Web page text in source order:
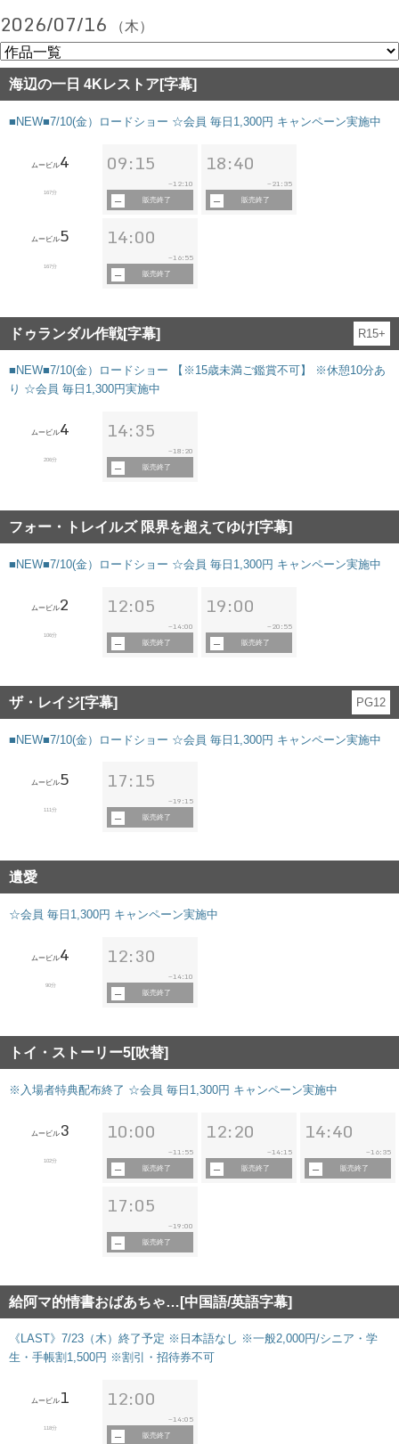
2026/07/16 （木）
海辺の一日 4Kレストア[字幕]
■NEW■7/10(金）ロードショー ☆会員 毎日1,300円 キャンペーン実施中
ムービル4
167分
09:15
~ 12:10
販売終了
18:40
~ 21:35
販売終了
ムービル5
167分
14:00
~ 16:55
販売終了
ドゥランダル作戦[字幕] R15+
■NEW■7/10(金）ロードショー 【※15歳未満ご鑑賞不可】 ※休憩10分あ
り ☆会員 毎日1,300円実施中
ムービル4
206分
14:35
~18:20
販売終了
フォー・トレイルズ 限界を超えてゆけ[字幕]
■NEW■7/10(金）ロードショー ☆会員 毎日1,300円 キャンペーン実施中
ムービル2
106分
12:05
~14:00
販売終了
19:00
~ 20:55
販売終了
ザ・レイジ[字幕] PG12
■NEW■7/10(金）ロードショー ☆会員 毎日1,300円 キャンペーン実施中
ムービル5
111分
17:15
~19:15
販売終了
遺愛
☆会員 毎日1,300円 キャンペーン実施中
ムービル4
90分
12:30
~14:10
販売終了
トイ・ストーリー5[吹替]
※入場者特典配布終了 ☆会員 毎日1,300円 キャンペーン実施中
ムービル 3
102分
10:00
~ 11:55
販売終了
12:20
~ 14:15
販売終了
14:40
~ 16:35
販売終了
17:05
~ 19:00
販売終了
給阿マ的情書おばあちゃ…[中国語/英語字幕]
《LAST》7/23（木）終了予定 ※日本語なし ※一般2,000円/シニア・学
生・手帳割1,500円 ※割引・招待券不可
ムービル 1
118分
12:00
~14:05
販売終了